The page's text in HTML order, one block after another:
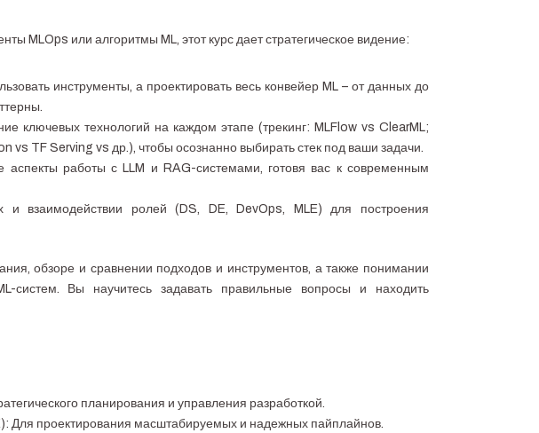
MLOps или алгоритмы ML, этот курс дает стратегическое видение:
инструменты, а проектировать весь конвейер ML – от данных до
ключевых технологий на каждом этапе (трекинг: MLFlow vs ClearML;
TF Serving vs др.), чтобы осознанно выбирать стек под ваши задачи.
аспекты работы с LLM и RAG-системами, готовя вас к современным
и взаимодействии ролей (DS, DE, DevOps, MLE) для построения
обзоре и сравнении подходов и инструментов, а также понимании
систем. Вы научитесь задавать правильные вопросы и находить
планирования и управления разработкой.
Для проектирования масштабируемых и надежных пайплайнов.